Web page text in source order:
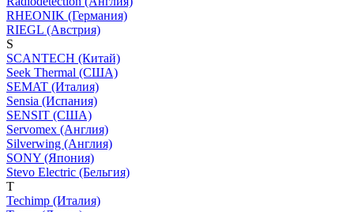
RHEONIK (Германия)
RIEGL (Австрия)
S
SCANTECH (Китай)
Seek Thermal (США)
SEMAT (Италия)
Sensia (Испания)
SENSIT (США)
Servomex (Англия)
Silverwing (Англия)
SONY (Япония)
Stevo Electric (Бельгия)
T
Techimp (Италия)